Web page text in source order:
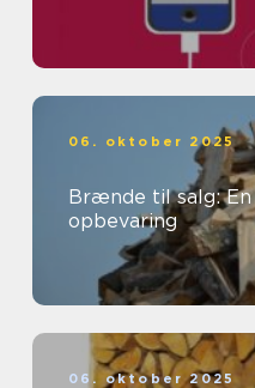
06. oktober 2025
Brænde til salg:
opbevaring
06. oktober 2025